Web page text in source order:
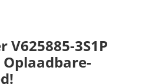
V625885-3S1P
Oplaadbare-